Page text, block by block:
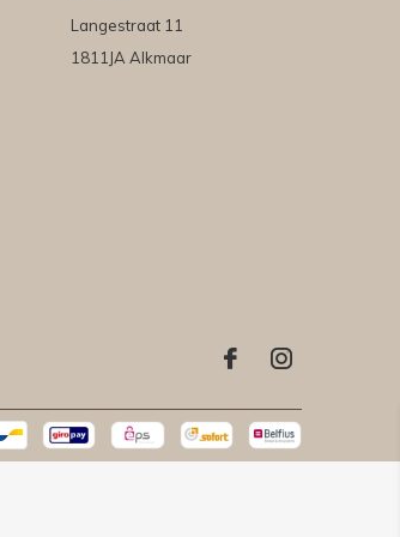
Langestraat 11
1811JA Alkmaar